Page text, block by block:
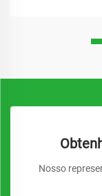
Nosso